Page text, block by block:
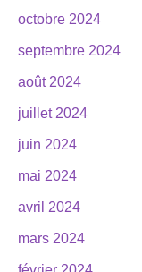
octobre 2024
septembre 2024
août 2024
juillet 2024
juin 2024
mai 2024
avril 2024
mars 2024